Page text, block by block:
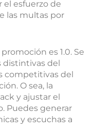
esfuerzo de
las multas por
promoción es 1.0. Se
distintivas del
competitivas del
O sea, la
y ajustar el
Puedes generar
y escuchas a